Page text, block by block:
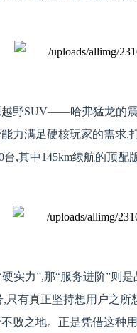
野SUV——哈弗猛龙的
力满足硬核玩家的需求
,其中145km续航的顶配
实力”,那“服务进阶”则
只有真正坚持想用户之
败之地。正是凭借这种